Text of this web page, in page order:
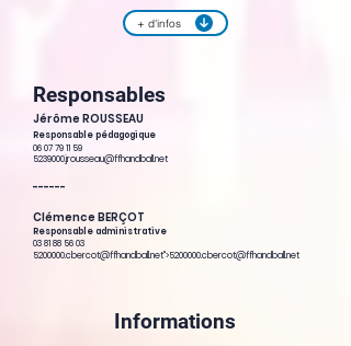
+ d'infos
Responsables
Jérôme ROUSSEAU
Responsable pédagogique
06 07 79 11 59
5239000.jrousseau@ffhandball.net
------
Clémence BERÇOT
Responsable administrative
03 81 88 56 03
5200000.cbercot@ffhandball.net">5200000.cbercot@ffhandball.net
Informations